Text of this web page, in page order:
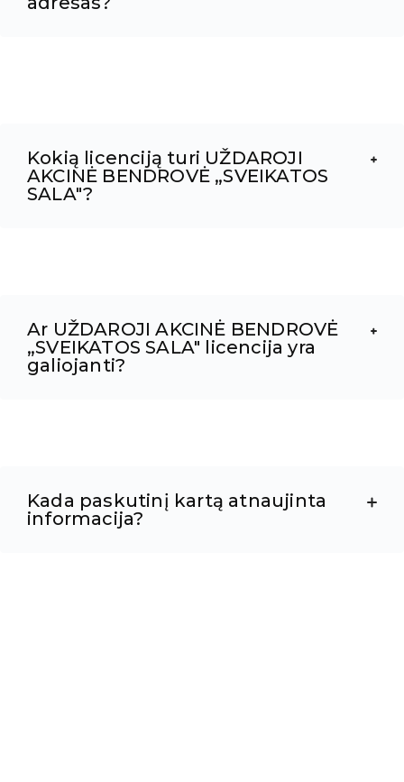
Kokią licenciją turi UŽDAROJI
AKCINĖ BENDROVĖ „SVEIKATOS
SALA"?
Ar UŽDAROJI AKCINĖ BENDROVĖ
„SVEIKATOS SALA" licencija yra
galiojanti?
Kada paskutinį kartą atnaujinta
informacija?